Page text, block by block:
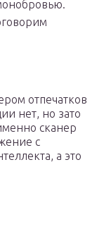
отпечатков
нет, но зато
сканер
с
а это